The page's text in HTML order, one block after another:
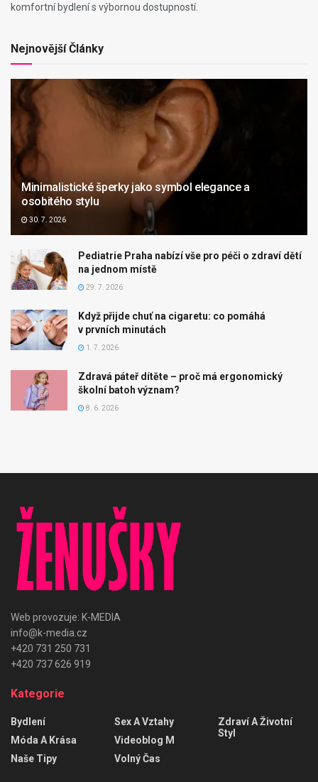
komfortní bydlení s výbornou dostupností.
Nejnovější Články
Minimalistické šperky jako symbol elegance a
osobitého stylu
30. 7. 2026
Pediatrie Praha nabízí vše pro péči o zdraví dětí
na jednom místě
29. 7. 2026
Když přijde chuť na cigaretu: co pomáhá
v prvních minutách
1. 7. 2026
Zdravá páteř dítěte – proč má ergonomický
školní batoh význam?
8. 6. 2026
Web provozuje: K-MEDIA
info@k-media.cz
+420 731 250 731
+420 737 626 919
Kategorie
Bydlení
Móda A Krása
Naše Tipy
Sex A Vztahy
Videoblog M
Volný Čas
Zdraví A Životní
Styl